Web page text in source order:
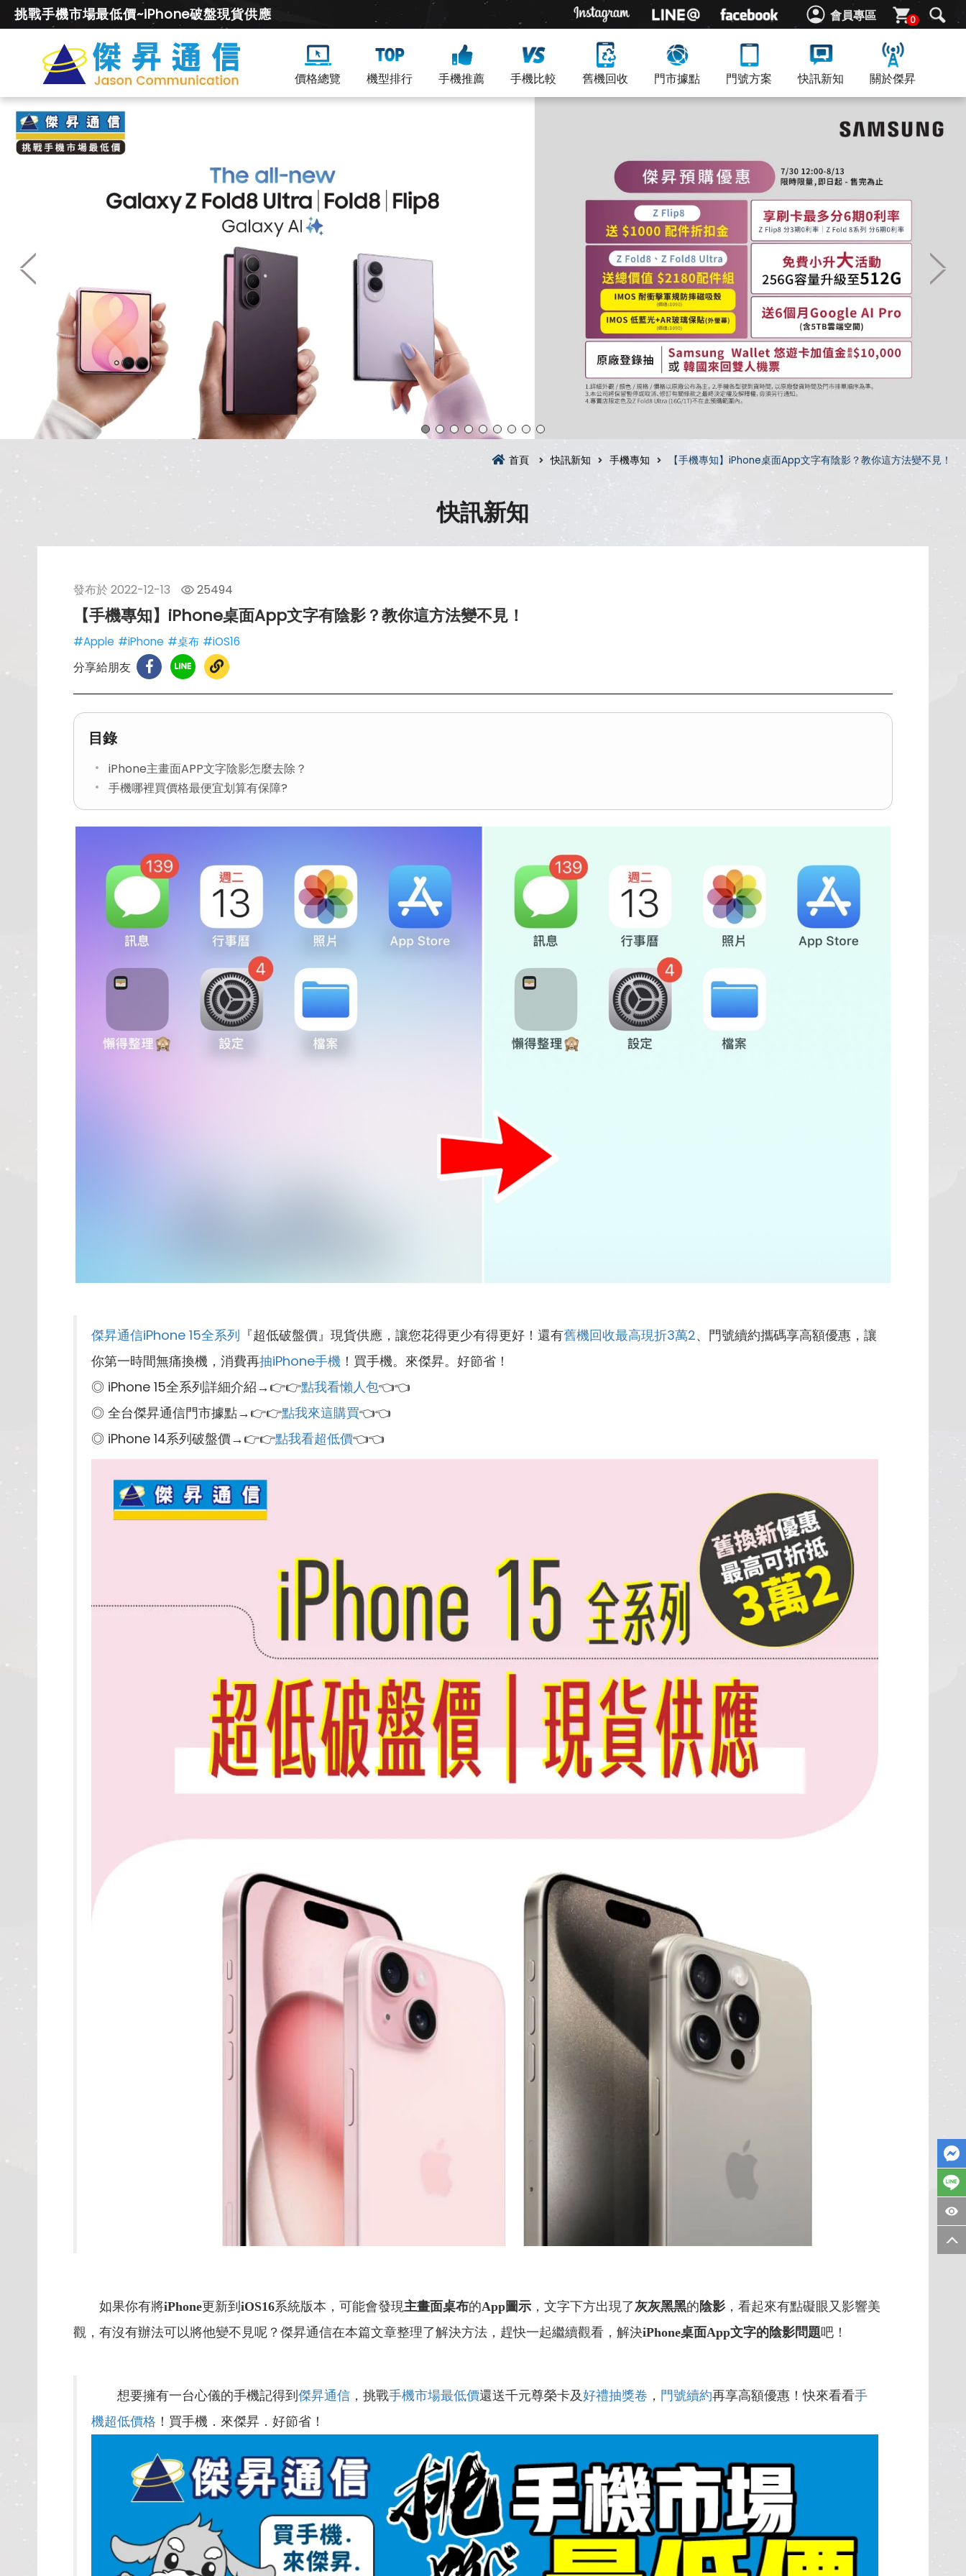
會員專區 0
挑戰手機市場最低價~iPhone破盤現貨供應
價格總覽 機型排行 手機推薦 手機比較 舊機回收 門市據點 門號方案 快訊新知 關於傑昇
首頁 快訊新知 手機專知 【手機專知】iPhone桌面App文字有陰影？教你這方法變不見！
快訊新知
發布於 2022-12-13 25494
【手機專知】iPhone桌面App文字有陰影？教你這方法變不見！
#Apple #iPhone #桌布 #iOS16
分享給朋友
目錄
iPhone主畫面APP文字陰影怎麼去除？
手機哪裡買價格最便宜划算有保障?
傑昇通信iPhone 15全系列 『超低破盤價』現貨供應，讓您花得更少有得更好！還有舊機回收最高現折3萬2、門號續約攜碼享高額優惠，讓
你第一時間無痛換機，消費再抽iPhone手機 ！買手機。來傑昇。好節省！
◎ iPhone 15全系列詳細介紹→👉👉點我看懶人包👈👈
◎ 全台傑昇通信門市據點→👉👉點我來這購買👈👈
◎ iPhone 14系列破盤價→👉👉點我看超低價👈👈
如果你有將iPhone更新到 iOS16系統版本，可能會發現主畫面桌布的App圖示 ，文字下方出現了灰灰黑黑的陰影 ，看起來有點礙眼又影響美
觀，有沒有辦法可以將他變不見呢？傑昇通信在本篇文章整理了解決方法，趕快一起繼續觀看，解決iPhone桌面App文字的陰影問題吧！
想要擁有一台心儀的手機記得到 傑昇通信 ，挑戰手機市場最低價還送千元尊榮卡及好禮抽獎卷 ， 門號續約再享高額優惠！快來看看手
機超低價格 ！買手機．來傑昇．好節省！